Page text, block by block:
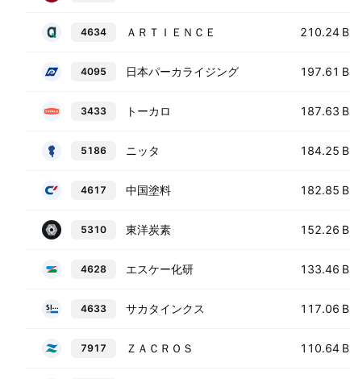
4634 ＡＲＴＩＥＮＣＥ 210.24 B
4095 日本パーカライジング 197.61 B
3433 トーカロ 187.63 B
5186 ニッタ 184.25 B
4617 中国塗料 182.85 B
5310 東洋炭素 152.26 B
4628 エスケー化研 133.46 B
4633 サカタインクス 117.06 B
7917 ＺＡＣＲＯＳ 110.64 B